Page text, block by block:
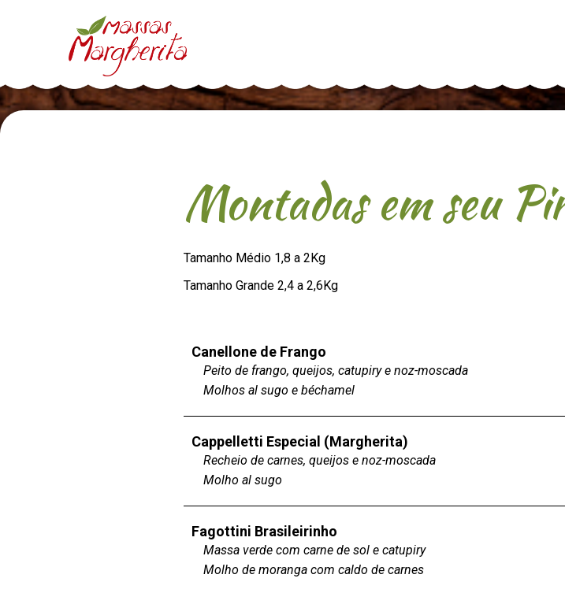
Montadas em seu
Tamanho Médio 1,8 a 2Kg
Tamanho Grande 2,4 a 2,6Kg
Canellone de Frango
Peito de frango, queijos, catupiry e noz-moscada
Molhos al sugo e béchamel
Cappelletti Especial (Margherita)
Recheio de carnes, queijos e noz-moscada
Molho al sugo
Fagottini Brasileirinho
Massa verde com carne de sol e catupiry
Molho de moranga com caldo de carnes